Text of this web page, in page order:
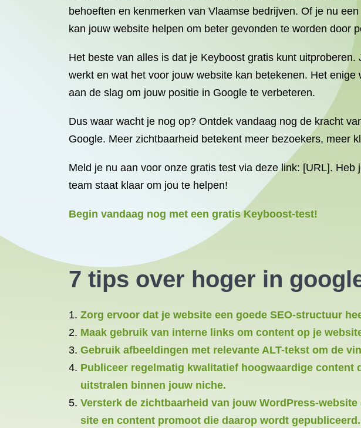
behoeften en kenmerken van Vlaamse bedrijven. Of je nu
kan jouw website helpen om beter gevonden te worden door
Het beste van alles is dat je Keyboost gratis kunt
werkt en wat het voor jouw website kan betekenen. Het
aan de slag om jouw positie in Google te verbeteren.
Dus waar wacht je nog op? Ontdek vandaag nog de kracht
Google. Meer zichtbaarheid betekent meer bezoekers, meer
Meld je nu aan voor onze gratis test via deze link: [URL].
team staat klaar om jou te helpen!
Begin vandaag nog met een gratis Keyboost-test!
7 tips over hoger in
Zorg ervoor dat je website een goede SEO-structuur
Maak gebruik van interne links om content op je
Gebruik afbeeldingen met relevante ALT-tekst om de
Publiceer regelmatig kwalitatief hoogwaardige
uitstralen binnen jouw niche.
Versterk de zichtbaarheid van jouw WordPress-
site en content promoot die daarop wordt gepubliceerd.